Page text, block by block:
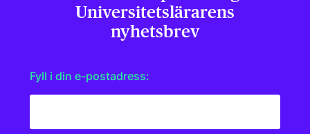
Universitets­lärarens
nyhetsbrev
Fyll i din e-postadress: